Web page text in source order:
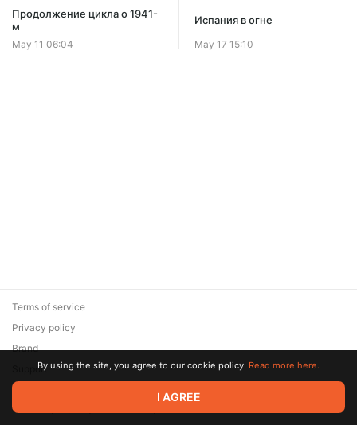
Продолжение цикла о 1941-
м
May 11 06:04
Испания в огне
May 17 15:10
© 2026 Zaya Solutions Limited. All rights reserved. All trademarks
are the property of their respective owners.
Terms of service
Privacy policy
Brand
SupportBy using the site, you agree to our cookie policy. Read more here.
I AGREE